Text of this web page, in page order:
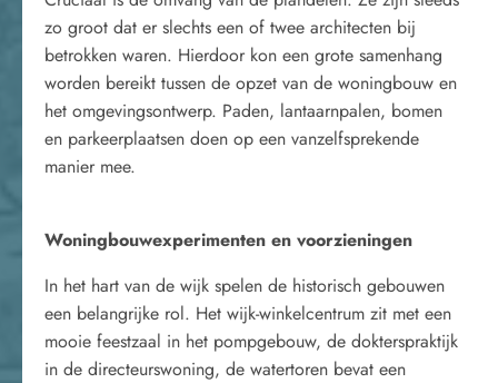
zo groot dat er slechts een of twee architecten bij
betrokken waren. Hierdoor kon een grote samenhang
worden bereikt tussen de opzet van de woningbouw en
het omgevingsontwerp. Paden, lantaarnpalen, bomen
en parkeerplaatsen doen op een vanzelfsprekende
manier mee.
Woningbouwexperimenten en voorzieningen
In het hart van de wijk spelen de historisch gebouwen
een belangrijke rol. Het wijk-winkelcentrum zit met een
mooie feestzaal in het pompgebouw, de dokterspraktijk
in de directeurswoning, de watertoren bevat een